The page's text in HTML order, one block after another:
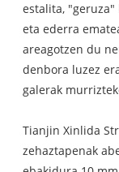
estalita,
eta ederra
areagotzen du
denbora luzez
galerak
Tianjin Xinlida
zehaztapenak